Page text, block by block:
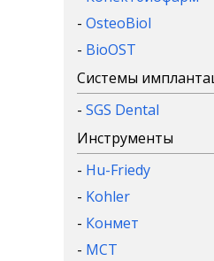
- OsteoBiol
- BioOST
Системы
- SGS Dental
Инструменты
- Hu-Friedy
- Kohler
- Конмет
- MCT